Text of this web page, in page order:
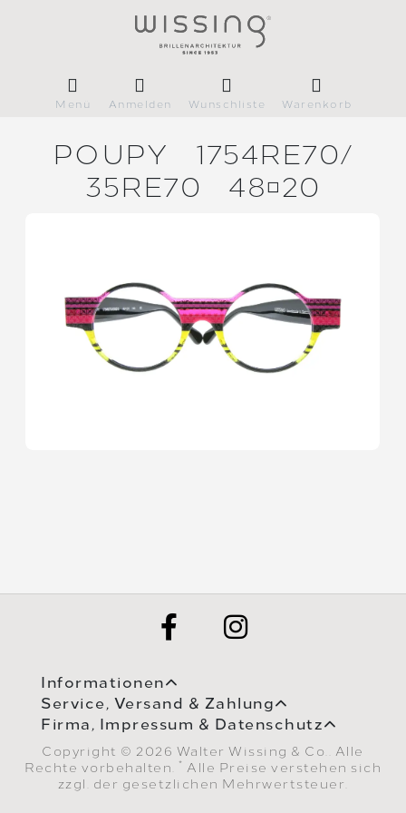
Menü Anmelden Wunschliste Warenkorb
POUPY
1754RE70/
35RE70
4820
Informationen
Service, Versand & Zahlung
Firma, Impressum & Datenschutz
Copyright © 2026 Walter Wissing & Co.. Alle
Rechte vorbehalten.
* Alle Preise verstehen sich
zzgl. der gesetzlichen Mehrwertsteuer.